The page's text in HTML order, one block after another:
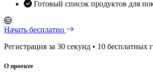
Готовый список продуктов для
Начать бесплатно
Регистрация за 30 секунд • 10 бесплатных
О проекте